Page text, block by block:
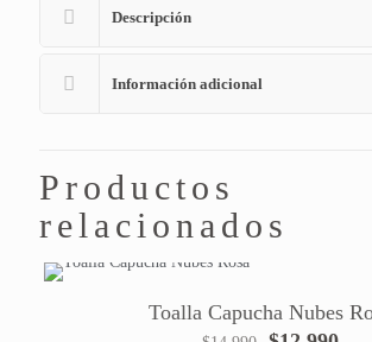
Descripción
Información adicional
Productos
relacionados
Toalla Capucha Nubes